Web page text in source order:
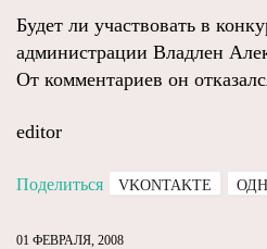
Будет ли участвовать в
администрации Владлен
От комментариев он
editor
Поделиться VKONTAKTE
01 ФЕВРАЛЯ, 2008